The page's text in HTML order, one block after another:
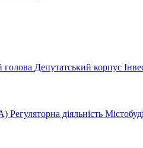
голова Депутатський корпус
Регуляторна діяльність